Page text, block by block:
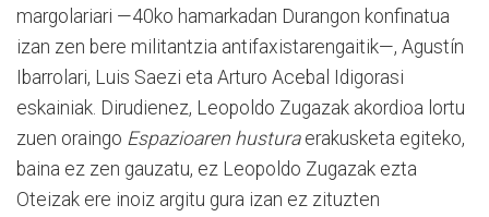
margolariari —40ko hamarkadan Durangon konfinatua
izan zen bere militantzia antifaxistarengaitik—, Agustín
Ibarrolari, Luis Saezi eta Arturo Acebal Idigorasi
eskainiak. Dirudienez, Leopoldo Zugazak akordioa lortu
zuen oraingo Espazioaren husturaerakusketa egiteko,
baina ez zen gauzatu, ez Leopoldo Zugazak ezta
Oteizak ere inoiz argitu gura izan ez zituzten